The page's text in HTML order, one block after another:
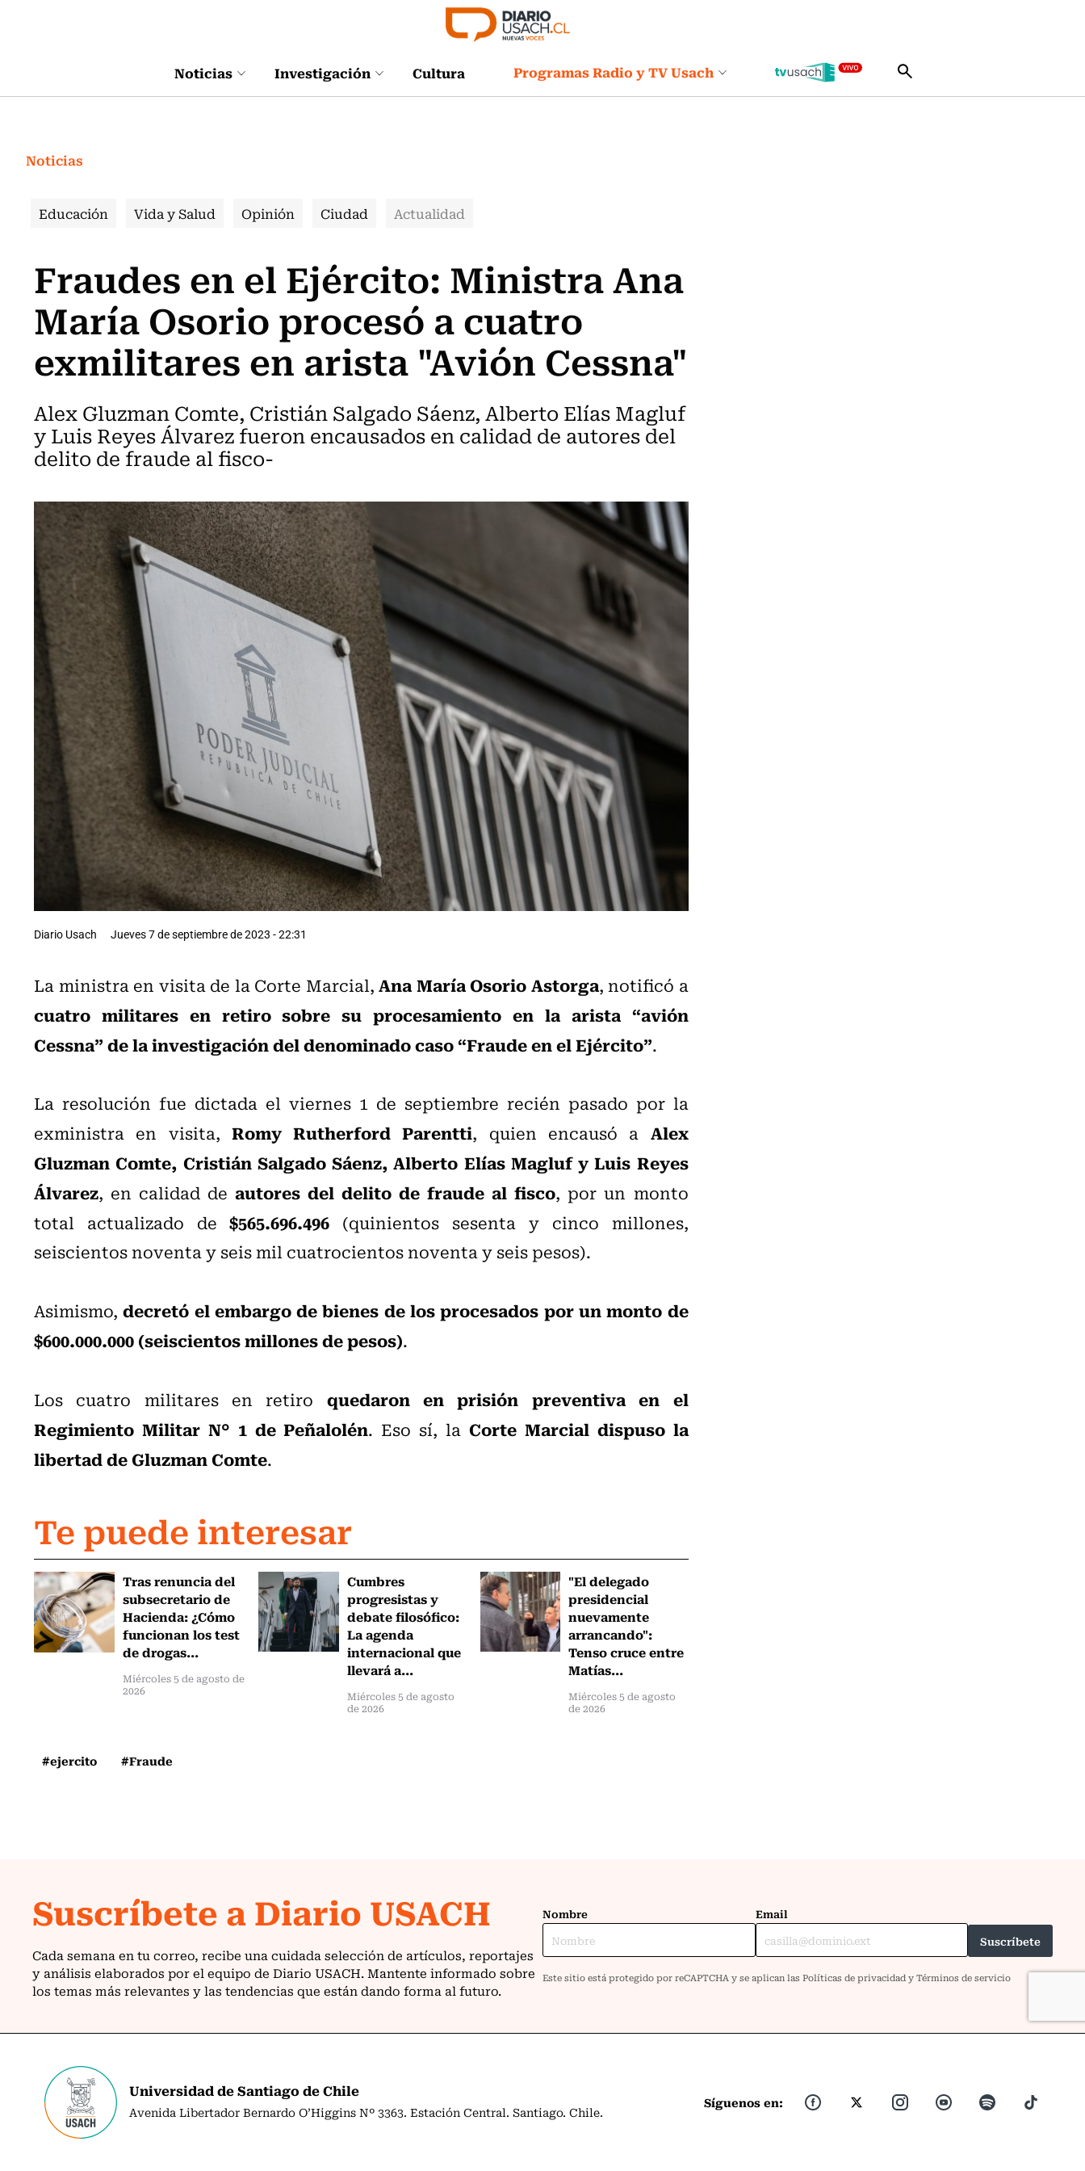
Noticias Investigación Cultura Programas Radio y TV Usach
Noticias
Educación Vida y Salud Opinión Ciudad Actualidad
Fraudes en el Ejército: Ministra Ana
María Osorio procesó a cuatro
exmilitares en arista "Avión Cessna"
Alex Gluzman Comte, Cristián Salgado Sáenz, Alberto Elías Magluf
y Luis Reyes Álvarez fueron encausados en calidad de autores del
delito de fraude al fisco-
Diario Usach Jueves 7 de septiembre de 2023 - 22:31
La ministra en visita de la Corte Marcial,Ana María Osorio Astorga, notificó a
cuatro militares en retiro sobre su procesamiento en la arista “avión
Cessna” de la investigación del denominado caso “Fraude en el Ejército”.
La resolución fue dictada el viernes 1 de septiembre recién pasado por la
exministra en visita, Romy Rutherford Parentti, quien encausó a Alex
Gluzman Comte, Cristián Salgado Sáenz, Alberto Elías Magluf y Luis Reyes
Álvarez, en calidad deautores del delito de fraude al fisco, por un monto
total actualizado de$565.696.496 (quinientos sesenta y cinco millones,
seiscientos noventa y seis mil cuatrocientos noventa y seis pesos).
Asimismo,decretó el embargo de bienes de los procesados por un monto de
$600.000.000 (seiscientos millones de pesos).
Los cuatro militares en retiro quedaron en prisión preventiva en el
Regimiento Militar N° 1 de Peñalolén. Eso sí, la Corte Marcial dispuso la
libertad de Gluzman Comte.
Te puede interesar
Tras renuncia del
subsecretario de
Hacienda: ¿Cómo
funcionan los test
de drogas...
Miércoles 5 de agosto de
2026
Cumbres
progresistas y
debate filosófico:
La agenda
internacional que
llevará a...
Miércoles 5 de agosto
de 2026
"El delegado
presidencial
nuevamente
arrancando":
Tenso cruce entre
Matías...
Miércoles 5 de agosto
de 2026
#ejercito #Fraude
Universidad de Santiago de Chile
Avenida Libertador Bernardo O’Higgins Nº 3363. Estación Central. Santiago. Chile.
Síguenos en: